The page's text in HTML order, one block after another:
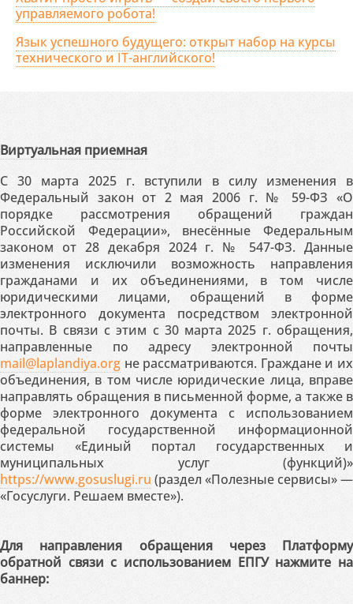
управляемого робота!
Язык успешного будущего: открыт набор на курсы
технического и IT-английского!
Виртуальная приемная
С 30 марта 2025 г. вступили в силу изменения в
Федеральный закон от 2 мая 2006 г. № 59-ФЗ «О
порядке рассмотрения обращений граждан
Российской Федерации», внесённые Федеральным
законом от 28 декабря 2024 г. № 547-ФЗ. Данные
изменения исключили возможность направления
гражданами и их объединениями, в том числе
юридическими лицами, обращений в форме
электронного документа посредством электронной
почты. В связи с этим с 30 марта 2025 г. обращения,
направленные по адресу электронной почты
mail@laplandiya.org не рассматриваются. Граждане и их
объединения, в том числе юридические лица, вправе
направлять обращения в письменной форме, а также в
форме электронного документа с использованием
федеральной государственной информационной
системы «Единый портал государственных и
муниципальных услуг (функций)»
https://www.gosuslugi.ru (раздел «Полезные сервисы» —
«Госуслуги. Решаем вместе»).
Для направления обращения через Платформу
обратной связи с использованием ЕПГУ нажмите на
баннер: